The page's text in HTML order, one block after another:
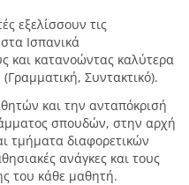
εξελίσσουν τις
Ισπανικά
και κατανοώντας καλύτερα
Συντακτικό).
και την ανταπόκρισή
σπουδών, στην αρχή
τμήματα διαφορετικών
ανάγκες και τους
του κάθε μαθητή.